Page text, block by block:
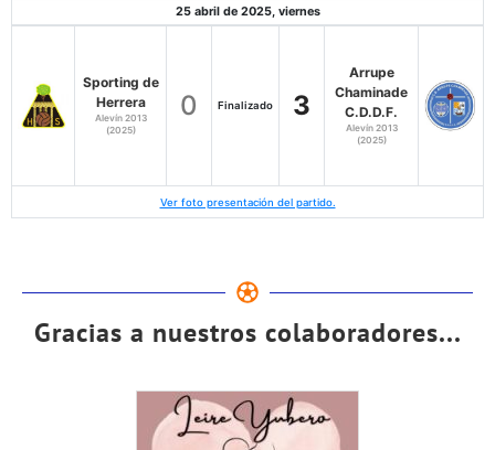
25 abril de 2025, viernes
Sporting de
Herrera
Alevín 2013
(2025)
0 Finalizado 3
Arrupe
Chaminade
C.D.D.F.
Alevín 2013
(2025)
Ver foto presentación del partido.
Gracias a nuestros colaboradores...